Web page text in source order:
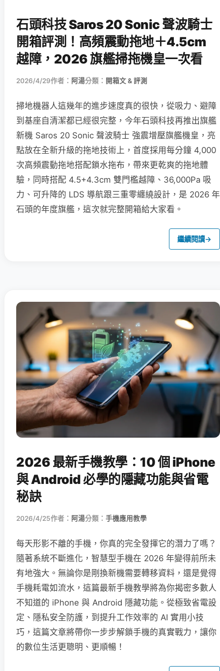
石頭科技 Saros 20 Sonic 聲波騎士
開箱評測！高頻震動拖地＋4.5cm
越障，2026 旗艦掃拖機皇一次看
2026/4/29作者： 阿湯分類： 開箱文 & 評測
掃地機器人這幾年的進步速度真的很快，從吸力、避障
到基座自清潔都已經很完整，今年石頭科技再推出旗艦
新機 Saros 20 Sonic 聲波騎士 強震增壓旗艦機皇，亮
點放在全新升級的拖地技術上，首度採用每分鐘 4,000
次高頻震動拖地搭配鎖水拖布，帶來更乾爽的拖地體
驗，同時搭配 4.5+4.3cm 雙門檻越障、36,000Pa 吸
力、可升降的 LDS 導航跟三重零纏繞設計，是 2026 年
石頭的年度旗艦，這次就完整開箱給大家看。
繼續閱讀→
2026 最新手機教學：10 個 iPhone
與 Android 必學的隱藏功能與省電
秘訣
2026/4/25作者： 阿湯分類： 手機應用教學
每天形影不離的手機，你真的完全發揮它的潛力了嗎？
隨著系統不斷進化，智慧型手機在 2026 年變得前所未
有地強大。無論你是剛換新機需要轉移資料，還是覺得
手機耗電如流水，這篇最新手機教學將為你揭密多數人
不知道的 iPhone 與 Android 隱藏功能。從極致省電設
定、隱私安全防護，到提升工作效率的 AI 實用小技
巧，這篇文章將帶你一步步解鎖手機的真實戰力，讓你
的數位生活更聰明、更順暢！